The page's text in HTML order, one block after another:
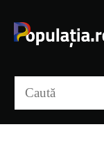
conținut